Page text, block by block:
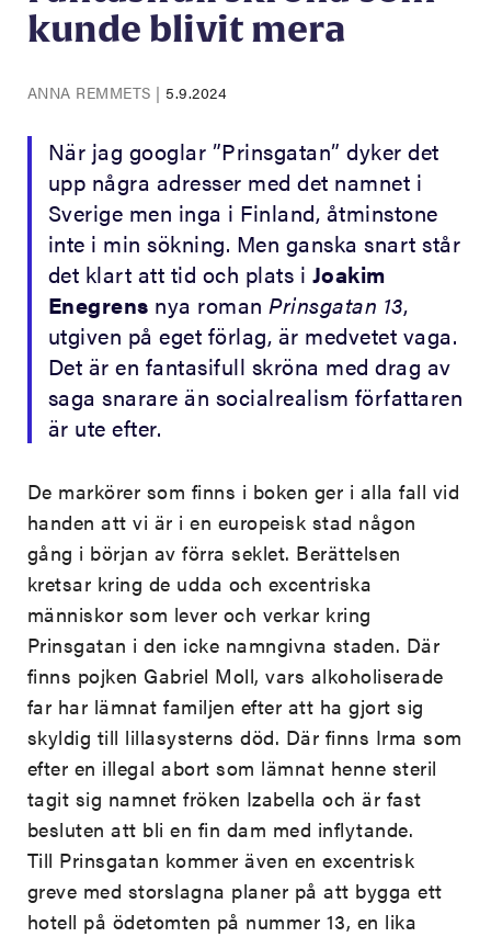
kunde blivit mera
ANNA REMMETS | 5.9.2024
När jag googlar ”Prinsgatan” dyker det
upp några adresser med det namnet i
Sverige men inga i Finland, åtminstone
inte i min sökning. Men ganska snart står
det klart att tid och plats i Joakim
Enegrens nya romanPrinsgatan 13,
utgiven på eget förlag, är medvetet vaga.
Det är en fantasifull skröna med drag av
saga snarare än socialrealism författaren
är ute efter.
De markörer som finns i boken ger i alla fall vid
handen att vi är i en europeisk stad någon
gång i början av förra seklet. Berättelsen
kretsar kring de udda och excentriska
människor som lever och verkar kring
Prinsgatan i den icke namngivna staden. Där
finns pojken Gabriel Moll, vars alkoholiserade
far har lämnat familjen efter att ha gjort sig
skyldig till lillasysterns död. Där finns Irma som
efter en illegal abort som lämnat henne steril
tagit sig namnet fröken Izabella och är fast
besluten att bli en fin dam med inflytande.
Till Prinsgatan kommer även en excentrisk
greve med storslagna planer på att bygga ett
hotell på ödetomten på nummer 13, en lika